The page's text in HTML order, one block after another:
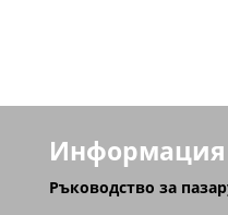
Информация
Ръководство за